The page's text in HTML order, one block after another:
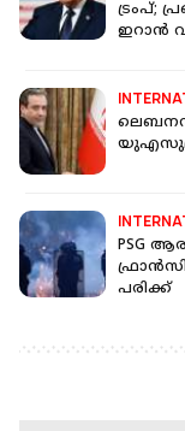
ട്രംപ്;
ഇറാൻ
PSG
പരിക്ക്